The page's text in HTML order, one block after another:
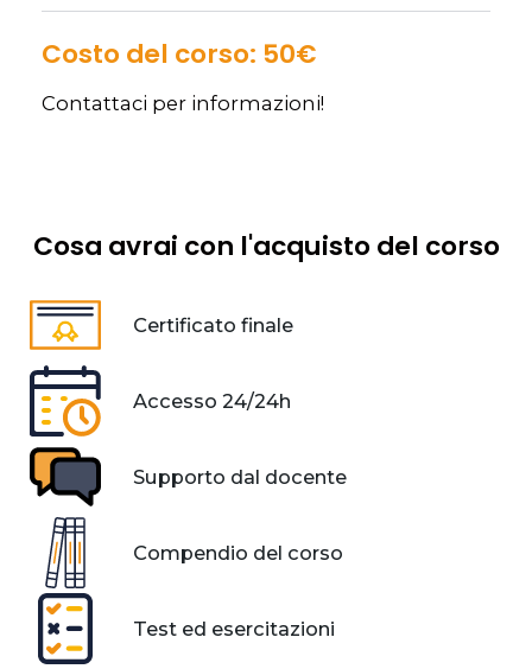
Costo del corso: 50€
Contattaci per informazioni!
Cosa avrai con l'acquisto del corso
Certificato finale
Accesso 24/24h
Supporto dal docente
Compendio del corso
Test ed esercitazioni